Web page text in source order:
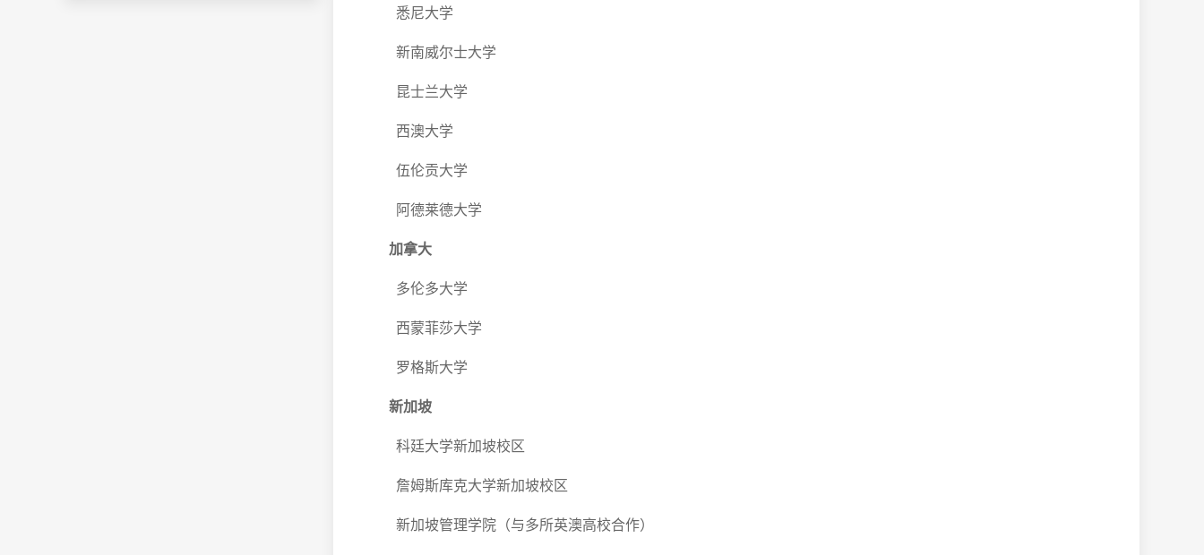
悉尼大学
新南威尔士大学
昆士兰大学
西澳大学
伍伦贡大学
阿德莱德大学
加拿大
多伦多大学
西蒙菲莎大学
罗格斯大学
新加坡
科廷大学新加坡校区
詹姆斯库克大学新加坡校区
新加坡管理学院（与多所英澳高校合作）